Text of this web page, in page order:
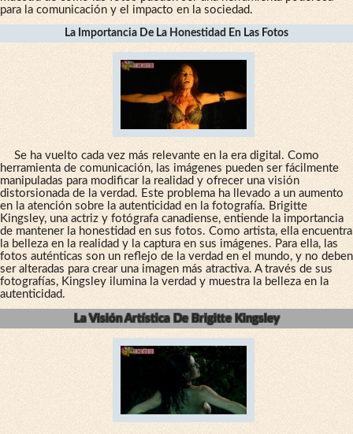
para la comunicación y el impacto en la sociedad.
La Importancia De La Honestidad En Las Fotos
Se ha vuelto cada vez más relevante en la era digital. Como
herramienta de comunicación, las imágenes pueden ser fácilmente
manipuladas para modificar la realidad y ofrecer una visión
distorsionada de la verdad. Este problema ha llevado a un aumento
en la atención sobre la autenticidad en la fotografía. Brigitte
Kingsley, una actriz y fotógrafa canadiense, entiende la importancia
de mantener la honestidad en sus fotos. Como artista, ella encuentra
la belleza en la realidad y la captura en sus imágenes. Para ella, las
fotos auténticas son un reflejo de la verdad en el mundo, y no deben
ser alteradas para crear una imagen más atractiva. A través de sus
fotografías, Kingsley ilumina la verdad y muestra la belleza en la
autenticidad.
La Visión Artística De Brigitte Kingsley